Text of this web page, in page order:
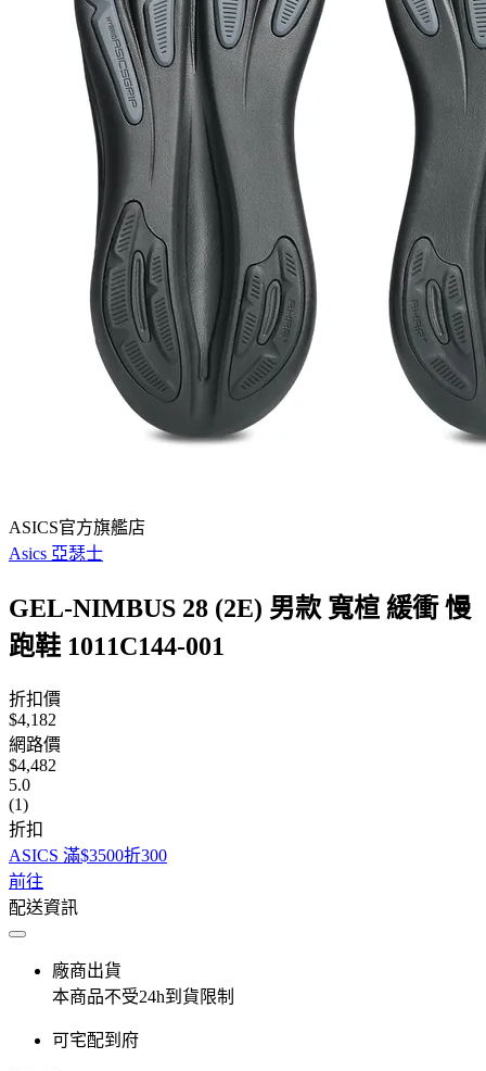
ASICS官方旗艦店
Asics 亞瑟士
GEL-NIMBUS 28 (2E) 男款 寬楦 緩衝 慢
跑鞋 1011C144-001
折扣價
$4,182
網路價
$4,482
5.0
(1)
折扣
ASICS 滿$3500折300
前往
配送資訊
廠商出貨
本商品不受24h到貨限制
可宅配到府